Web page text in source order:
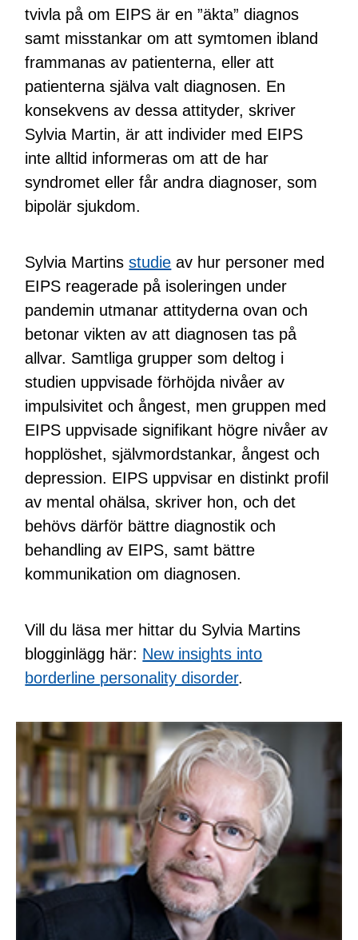
tvivla på om EIPS är en ”äkta” diagnos
samt misstankar om att symtomen ibland
frammanas av patienterna, eller att
patienterna själva valt diagnosen. En
konsekvens av dessa attityder, skriver
Sylvia Martin, är att individer med EIPS
inte alltid informeras om att de har
syndromet eller får andra diagnoser, som
bipolär sjukdom.
Sylvia Martinsstudie av hur personer med
EIPS reagerade på isoleringen under
pandemin utmanar attityderna ovan och
betonar vikten av att diagnosen tas på
allvar. Samtliga grupper som deltog i
studien uppvisade förhöjda nivåer av
impulsivitet och ångest, men gruppen med
EIPS uppvisade signifikant högre nivåer av
hopplöshet, självmordstankar, ångest och
depression. EIPS uppvisar en distinkt profil
av mental ohälsa, skriver hon, och det
behövs därför bättre diagnostik och
behandling av EIPS, samt bättre
kommunikation om diagnosen.
Vill du läsa mer hittar du Sylvia Martins
blogginlägg här: New insights into
borderline personality disorder.